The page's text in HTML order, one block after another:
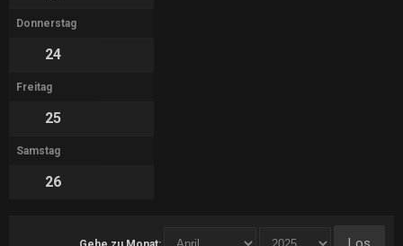
Donnerstag
24
Freitag
25
Samstag
26